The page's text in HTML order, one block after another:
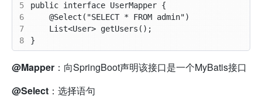
5
6
7
8
@Mapper ：向SpringBoot声明该接口是一个MyBatis接口
@Select ：选择语句